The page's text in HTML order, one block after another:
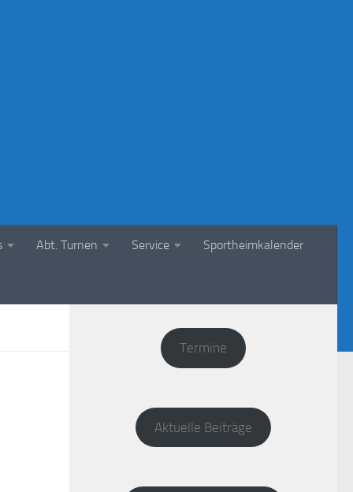
Abt. Turnen Service Sportheimkalender
Termine
Aktuelle Beiträge